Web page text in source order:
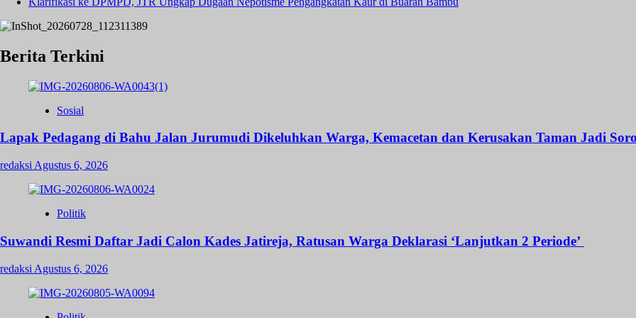
Berita Terkini
Sosial
Lapak Pedagang di Bahu Jalan Jurumudi Dikeluhkan Warga, Kemacetan dan Kerusakan Taman Jadi
redaksi Agustus 6, 2026
Politik
Suwandi Resmi Daftar Jadi Calon Kades Jatireja, Ratusan Warga Deklarasi ‘Lanjutkan 2 Periode’
redaksi Agustus 6, 2026